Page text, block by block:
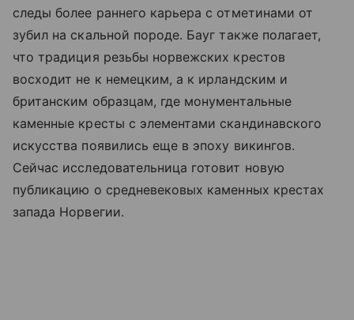
следы более раннего карьера с отметинами от
зубил на скальной породе. Бауг также полагает,
что традиция резьбы норвежских крестов
восходит не к немецким, а к ирландским и
британским образцам, где монументальные
каменные кресты с элементами скандинавского
искусства появились еще в эпоху викингов.
Сейчас исследовательница готовит новую
публикацию о средневековых каменных крестах
запада Норвегии.